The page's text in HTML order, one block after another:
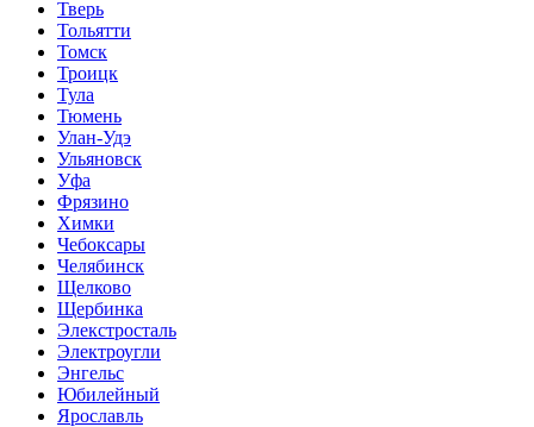
Тверь
Тольятти
Томск
Троицк
Тула
Тюмень
Улан-Удэ
Ульяновск
Уфа
Фрязино
Химки
Чебоксары
Челябинск
Щелково
Щербинка
Элекстросталь
Электроугли
Энгельс
Юбилейный
Ярославль